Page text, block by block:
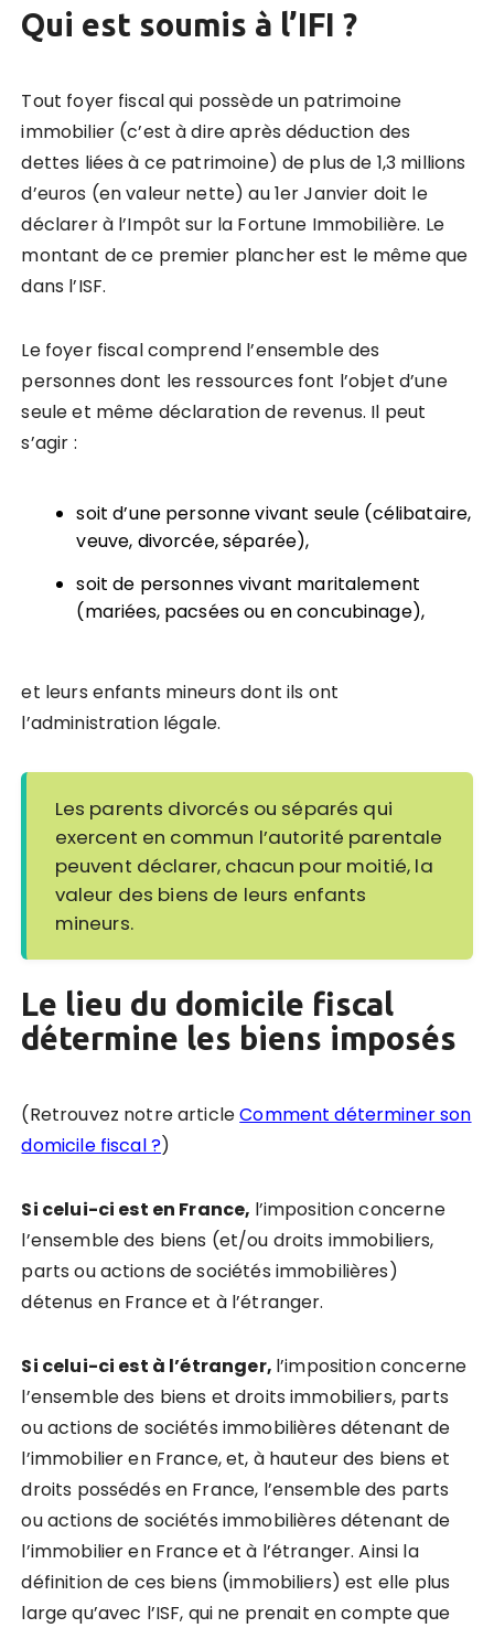
Qui est soumis à l’IFI ?
Tout foyer fiscal qui possède un patrimoine
immobilier (c’est à dire après déduction des
dettes liées à ce patrimoine) de plus de 1,3 millions
d’euros (en valeur nette) au 1er Janvier doit le
déclarer à l’Impôt sur la Fortune Immobilière. Le
montant de ce premier plancher est le même que
dans l’ISF.
Le foyer fiscal comprend l’ensemble des
personnes dont les ressources font l’objet d’une
seule et même déclaration de revenus. Il peut
s’agir :
soit d’une personne vivant seule (célibataire,
veuve, divorcée, séparée),
soit de personnes vivant maritalement
(mariées, pacsées ou en concubinage),
et leurs enfants mineurs dont ils ont
l’administration légale.
Les parents divorcés ou séparés qui
exercent en commun l’autorité parentale
peuvent déclarer, chacun pour moitié, la
valeur des biens de leurs enfants
mineurs.
Le lieu du domicile fiscal
détermine les biens imposés
(Retrouvez notre articleComment déterminer son
domicile fiscal ?)
Si celui-ci est en France, l’imposition concerne
l’ensemble des biens (et/ou droits immobiliers,
parts ou actions de sociétés immobilières)
détenus en France et à l’étranger.
Si celui-ci est à l’étranger, l’imposition concerne
l’ensemble des biens et droits immobiliers, parts
ou actions de sociétés immobilières détenant de
l’immobilier en France, et, à hauteur des biens et
droits possédés en France, l’ensemble des parts
ou actions de sociétés immobilières détenant de
l’immobilier en France et à l’étranger. Ainsi la
définition de ces biens (immobiliers) est elle plus
large qu’avec l’ISF, qui ne prenait en compte que